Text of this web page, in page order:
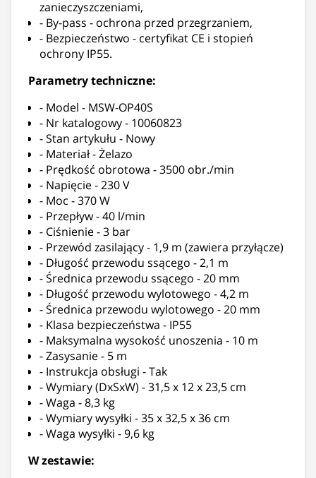
zanieczyszczeniami,
- By-pass - ochrona przed przegrzaniem,
- Bezpieczeństwo - certyfikat CE i stopień
ochrony IP55.
Parametry techniczne:
- Model - MSW-OP40S
- Nr katalogowy - 10060823
- Stan artykułu - Nowy
- Materiał - Żelazo
- Prędkość obrotowa - 3500 obr./min
- Napięcie - 230 V
- Moc - 370 W
- Przepływ - 40 l/min
- Ciśnienie - 3 bar
- Przewód zasilający - 1,9 m (zawiera przyłącze)
- Długość przewodu ssącego - 2,1 m
- Średnica przewodu ssącego - 20 mm
- Długość przewodu wylotowego - 4,2 m
- Średnica przewodu wylotowego - 20 mm
- Klasa bezpieczeństwa - IP55
- Maksymalna wysokość unoszenia - 10 m
- Zasysanie - 5 m
- Instrukcja obsługi - Tak
- Wymiary (DxSxW) - 31,5 x 12 x 23,5 cm
- Waga - 8,3 kg
- Wymiary wysyłki - 35 x 32,5 x 36 cm
- Waga wysyłki - 9,6 kg
W zestawie: